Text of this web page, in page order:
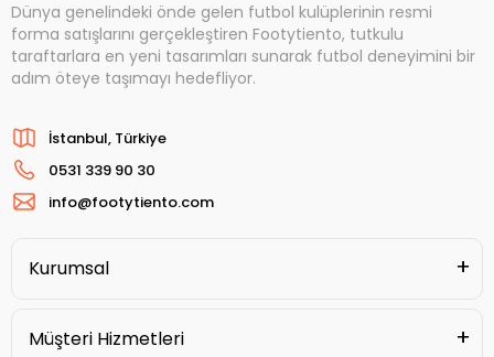
Dünya genelindeki önde gelen futbol kulüplerinin resmi
forma satışlarını gerçekleştiren Footytiento, tutkulu
taraftarlara en yeni tasarımları sunarak futbol deneyimini bir
adım öteye taşımayı hedefliyor.
İstanbul, Türkiye
0531 339 90 30
info@footytiento.com
Kurumsal
Müşteri Hizmetleri